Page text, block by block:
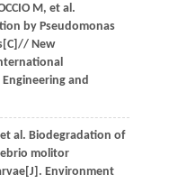
M , et al.
by Pseudomonas
New
and
al. Biodegradation of
molitor
Environment